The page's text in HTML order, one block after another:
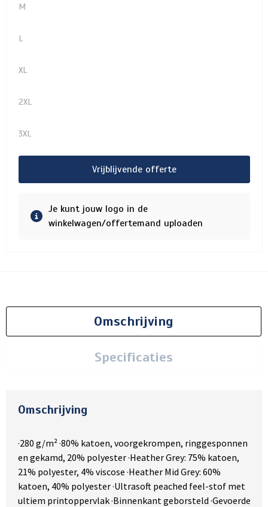
M
L
XL
2XL
3XL
Vrijblijvende offerte
Je kunt jouw logo in de
winkelwagen/offertemand uploaden
Omschrijving
Specificaties
Omschrijving
·280 g/m² ·80% katoen, voorgekrompen, ringgesponnen
en gekamd, 20% polyester ·Heather Grey: 75% katoen,
21% polyester, 4% viscose ·Heather Mid Grey: 60%
katoen, 40% polyester ·Ultrasoft peached feel-stof met
ultiem printoppervlak ·Binnenkant geborsteld ·Gevoerde